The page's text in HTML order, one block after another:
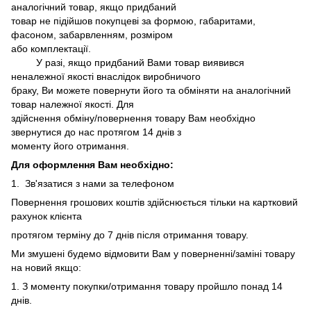
аналогічний товар, якщо придбаний
товар не підійшов покупцеві за формою, габаритами,
фасоном, забарвленням, розміром
або комплектації.
У разі, якщо придбаний Вами товар виявився
неналежної якості внаслідок виробничого
браку, Ви можете повернути його та обміняти на аналогічний
товар належної якості. Для
здійснення обміну/повернення товару Вам необхідно
звернутися до нас протягом 14 днів з
моменту його отримання.
Для оформлення Вам необхідно:
1. Зв'язатися з нами за телефоном
Повернення грошових коштів здійснюється тільки на картковий
рахунок клієнта
протягом терміну до 7 днів після отримання товару.
Ми змушені будемо відмовити Вам у поверненні/заміні товару
на новий якщо:
1. З моменту покупки/отримання товару пройшло понад 14
днів.